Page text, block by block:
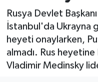
Rusya Devlet
İstanbul'da Ukrayna
heyeti onaylarken,
almadı. Rus heyetine
Vladimir Medinsky
GÖKTÜRK
GÜNDEM
KEMERBURGAZ